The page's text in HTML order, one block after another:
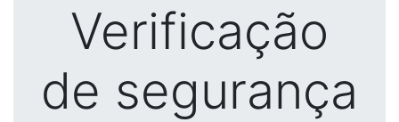
Verificação
de segurança